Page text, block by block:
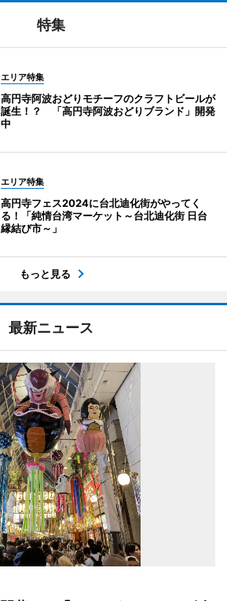
特集
エリア特集
高円寺阿波おどりモチーフのクラフトビールが
誕生！？ 「高円寺阿波おどりブランド」開発
中
エリア特集
高円寺フェス2024に台北迪化街がやってく
る！「純情台湾マーケット～台北迪化街 日台
縁結び市～」
もっと見る
最新ニュース